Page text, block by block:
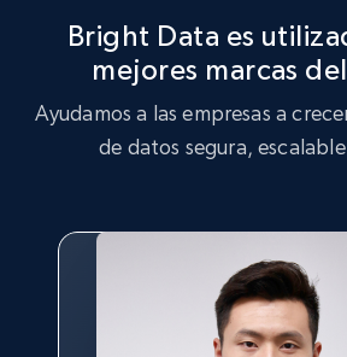
10.4K+ 1.2K+
TikTok - Profiles
Like engagement rate, Bio link,
963+
Bright Data es
mejores marcas
Ayudamos a las empresas a
de datos segura,